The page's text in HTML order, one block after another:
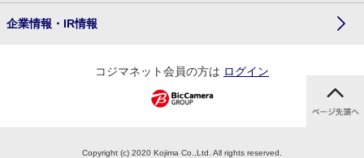
企業情報・IR情報
コジマネット会員の方は ログイン
Copyright (c) 2020 Kojima Co.,Ltd. All rights reserved.